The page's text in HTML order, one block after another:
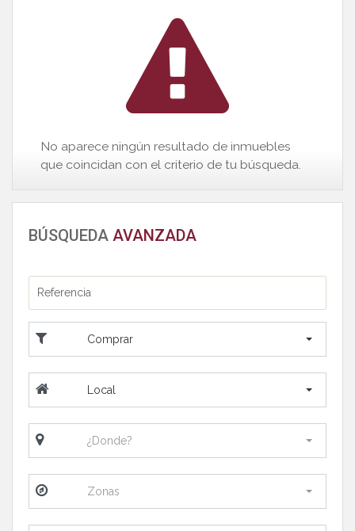
No aparece ningún resultado de inmuebles
que coincidan con el criterio de tu búsqueda.
BÚSQUEDA AVANZADA
Comprar
Local
¿Donde?
Zonas